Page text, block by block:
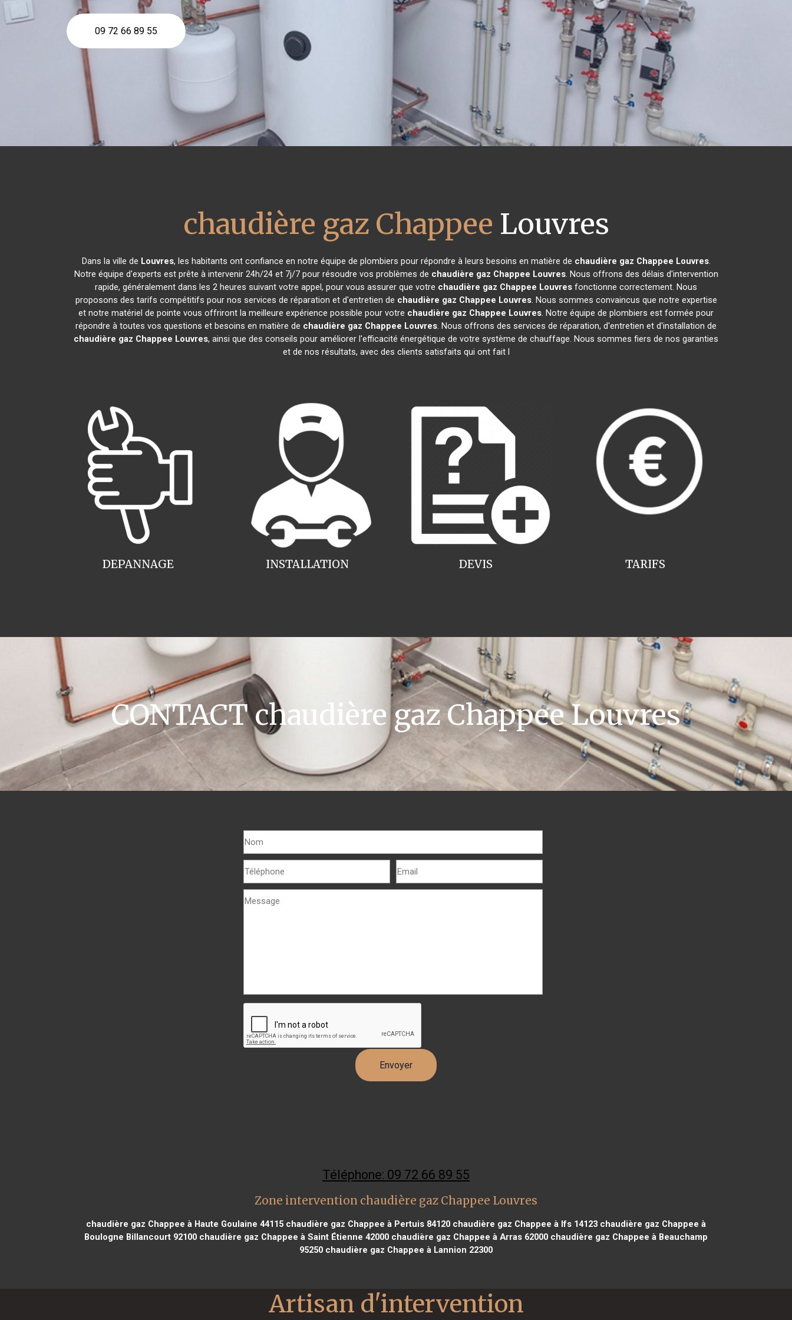
09 72 66 89 55
chaudière gaz Chappee Louvres
Dans la ville de Louvres, les habitants ont confiance en notre équipe de plombiers pour répondre à leurs besoins en matière de chaudière gaz Chappee Louvres.
Notre équipe d'experts est prête à intervenir 24h/24 et 7j/7 pour résoudre vos problèmes de chaudière gaz Chappee Louvres. Nous offrons des délais d'intervention
rapide, généralement dans les 2 heures suivant votre appel, pour vous assurer que votre chaudière gaz Chappee Louvres fonctionne correctement. Nous
proposons des tarifs compétitifs pour nos services de réparation et d'entretien de chaudière gaz Chappee Louvres. Nous sommes convaincus que notre expertise
et notre matériel de pointe vous offriront la meilleure expérience possible pour votre chaudière gaz Chappee Louvres. Notre équipe de plombiers est formée pour
répondre à toutes vos questions et besoins en matière de chaudière gaz Chappee Louvres. Nous offrons des services de réparation, d'entretien et d'installation de
chaudière gaz Chappee Louvres, ainsi que des conseils pour améliorer l'efficacité énergétique de votre système de chauffage. Nous sommes fiers de nos garanties
et de nos résultats, avec des clients satisfaits qui ont fait l
INSTALLATION
DEPANNAGE TARIFS
DEVIS
CONTACT chaudière gaz Chappee Louvres
Téléphone: 09 72 66 89 55
Zone intervention chaudière gaz Chappee Louvres
chaudière gaz Chappee à Haute Goulaine 44115 chaudière gaz Chappee à Pertuis 84120 chaudière gaz Chappee à Ifs 14123 chaudière gaz Chappee à
Boulogne Billancourt 92100 chaudière gaz Chappee à Saint Étienne 42000 chaudière gaz Chappee à Arras 62000 chaudière gaz Chappee à Beauchamp
95250 chaudière gaz Chappee à Lannion 22300
Artisan d'intervention